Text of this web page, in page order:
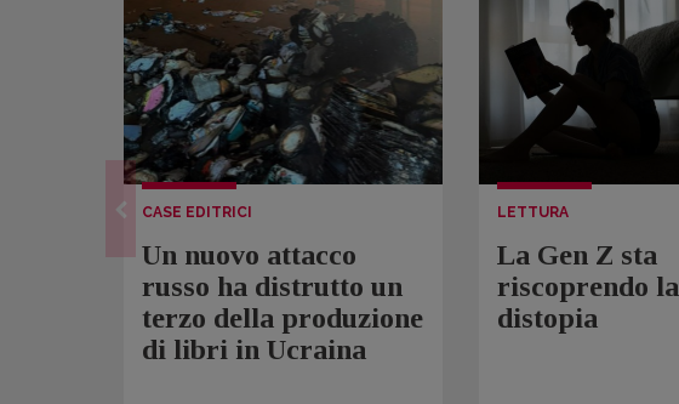
CASE EDITRICI
Un nuovo attacco
russo ha distrutto un
terzo della produzione
di libri in Ucraina
LETTURA
La Gen Z sta
riscoprendo la
distopia